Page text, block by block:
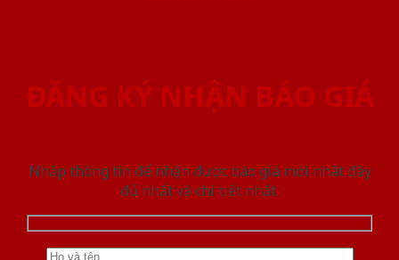
ĐĂNG KÝ NHẬN BÁO GIÁ
Nhập thông tin để nhận được báo giá mới nhât đầy
đủ nhất và chi tiết nhất.